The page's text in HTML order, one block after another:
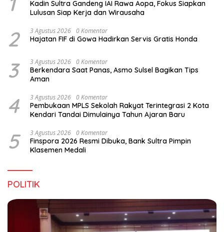
Kadin Sultra Gandeng IAI Rawa Aopa, Fokus Siapkan
Lulusan Siap Kerja dan Wirausaha
2 3 Agustus 2026 0 Komentar
Hajatan FIF di Gowa Hadirkan Servis Gratis Honda
3 3 Agustus 2026 0 Komentar
Berkendara Saat Panas, Asmo Sulsel Bagikan Tips
Aman
4 3 Agustus 2026 0 Komentar
Pembukaan MPLS Sekolah Rakyat Terintegrasi 2 Kota
Kendari Tandai Dimulainya Tahun Ajaran Baru
5 3 Agustus 2026 0 Komentar
Finspora 2026 Resmi Dibuka, Bank Sultra Pimpin
Klasemen Medali
POLITIK